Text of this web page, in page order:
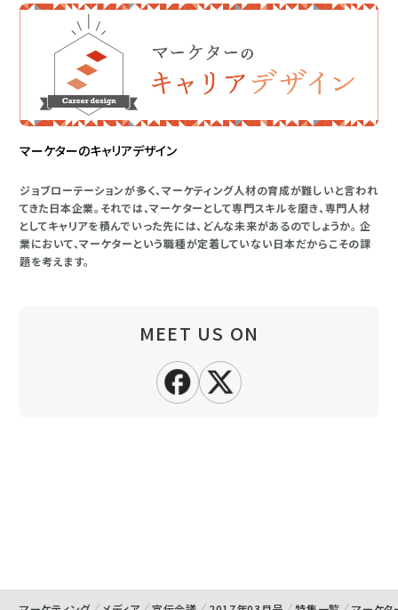
マーケターのキャリアデザイン
ジョブローテーションが多く、マーケティング人材の育成が難しいと言われ
てきた日本企業。それでは、マーケターとして専門スキルを磨き、専門人材
としてキャリアを積んでいった先には、どんな未来があるのでしょうか。 企
業において、マーケターという職種が定着していない日本だからこその課
題を考えます。
MEET US ON